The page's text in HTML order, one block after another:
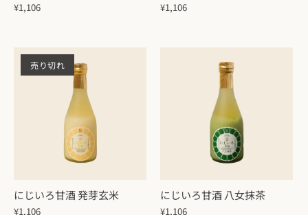
¥1,106 ¥1,106
売り切れ
にじいろ甘酒 発芽玄米
¥1,106
にじいろ甘酒 八女抹茶
¥1,106